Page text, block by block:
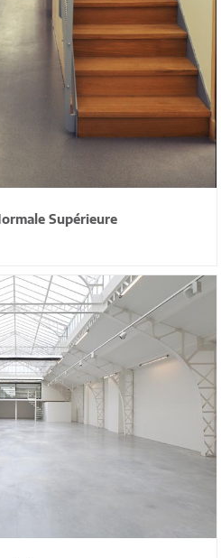
Supérieure